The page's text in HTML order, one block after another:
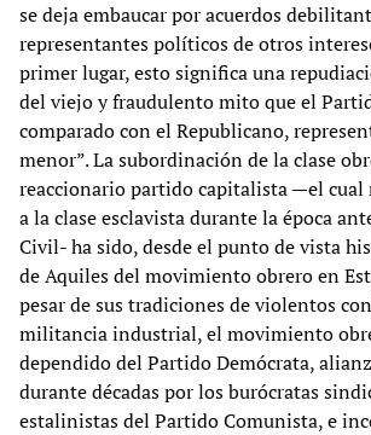
se deja embaucar por acuerdos
representantes políticos de otros
primer lugar, esto significa una
del viejo y fraudulento mito que el
comparado con el Republicano,
menor”. La subordinación de la clase
reaccionario partido capitalista —el
a la clase esclavista durante la época
Civil- ha sido, desde el punto de vista
de Aquiles del movimiento obrero en
pesar de sus tradiciones de violentos
militancia industrial, el movimiento
dependido del Partido Demócrata,
durante décadas por los burócratas
estalinistas del Partido Comunista, e